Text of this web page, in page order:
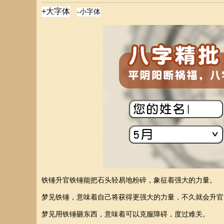
铁锤升官铁锤能把石头轻易地粉碎，象征着强大的力量。
梦见铁锤，意味着自己将获得更强大的力量，不久就会升
梦见用铁锤砸东西，意味着可以克服障碍，度过难关。